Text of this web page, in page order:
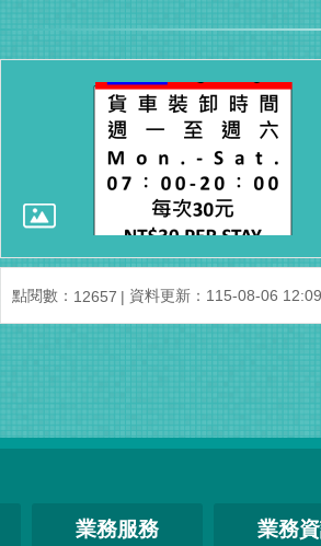
點閱數： 12657 資料更新：115-08-06 12:09
業務服務 業務